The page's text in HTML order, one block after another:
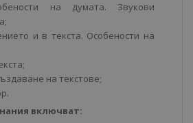
на думата. Звукови
и в текста. Особености на
на текстове;
включват: